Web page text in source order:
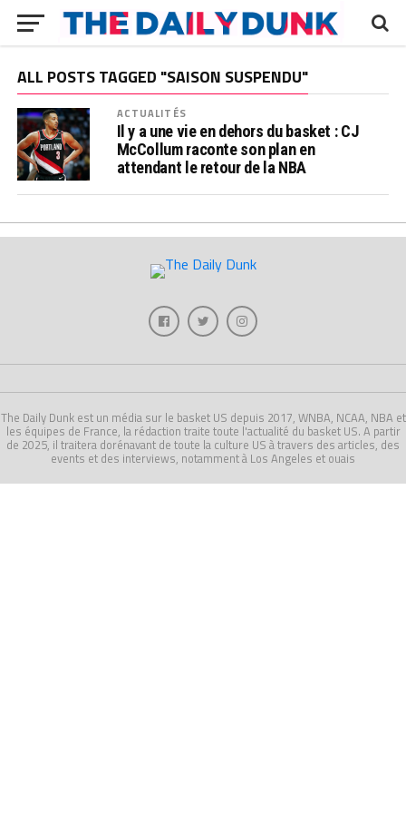
ALL POSTS TAGGED "SAISON SUSPENDU"
ACTUALITÉS
Il y a une vie en dehors du basket : CJ
McCollum raconte son plan en
attendant le retour de la NBA
The Daily Dunk est un média sur le basket US depuis 2017, WNBA, NCAA, NBA et
les équipes de France, la rédaction traite toute l'actualité du basket US. A partir
de 2025, il traitera dorénavant de toute la culture US à travers des articles, des
events et des interviews, notamment à Los Angeles et ouais